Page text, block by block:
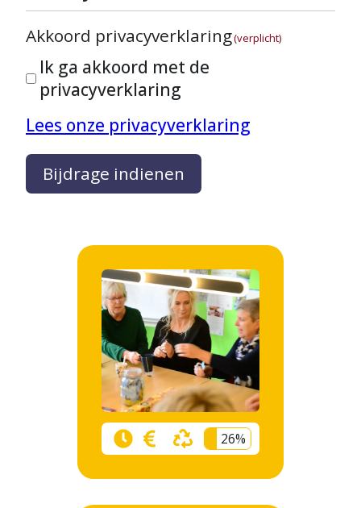
Akkoord privacyverklaring(verplicht)
Ik ga akkoord met de
privacyverklaring
Lees onze privacyverklaring
Bijdrage indienen
26%